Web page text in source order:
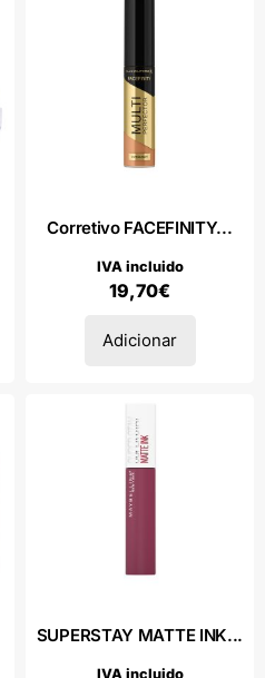
Corretivo FACEFINITY...
19,70€
IVA incluido
Adicionar
SUPERSTAY MATTE INK...
IVA incluido